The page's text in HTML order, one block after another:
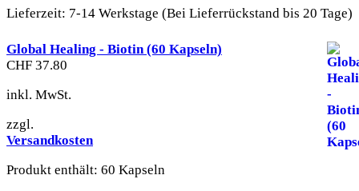
Lieferzeit: 7-14 Werkstage (Bei Lieferrückstand bis 20 Tage)
Global Healing - Biotin (60 Kapseln)
CHF 37.80
inkl. MwSt.
zzgl.
Versandkosten
Produkt enthält: 60 Kapseln